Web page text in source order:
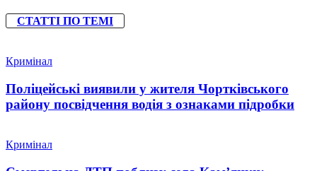
СТАТТІ ПО ТЕМІ
Кримінал
Поліцейські виявили у жителя Чортківського
району посвідчення водія з ознаками підробки
Кримінал